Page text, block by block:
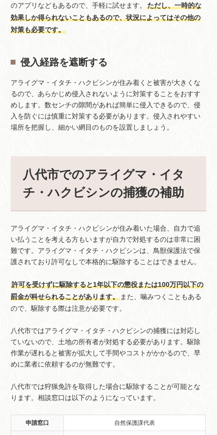
のアプリなどもあるので、手軽に試せます。ただし、一時的な
効果しか得られないこともあるので、状況によってはその他の
対策も必要です。
侵入経路を遮断する
アライグマ・イタチ・ハクビシンが住み着くと被害が大きくな
るので、あらかじめ侵入されないように対策することをおすす
めします。数センチの隙間があれば簡単に侵入できるので、侵
入を防ぐには慎重に対策する必要があります。侵入されやすい
場所を把握し、細かい網目のものを設置しましょう。
八代市でのアライグマ・イタ
チ・ハクビシンの捕獲の補助
アライグマ・イタチ・ハクビシンが住み着いた場合、自力で追
い払うことを考える方もいますが自力で対処するのは非常に困
難です。アライグマ・イタチ・ハクビシンは、鳥獣保護法で保
護されており許可なしで本格的に駆除することはできません。
許可を受けずに駆除すると1年以下の懲役または100万円以下の
罰金が科せられることがあります。 また、噛みつくこともある
ので、駆除する際は注意が必要です。
八代市ではアライグマ・イタチ・ハクビシンの捕獲には対応し
ていないので、土地の所有者が対処する必要があります。駆除
作業が遅れると被害が拡大して手間やコストがかかるので、早
めに業者に依頼するのが無難です。
八代市では狩猟免許を取得した場合に駆除することが可能とな
ります。相談窓口は以下のようになっています。
申請窓口 自然保護課代表